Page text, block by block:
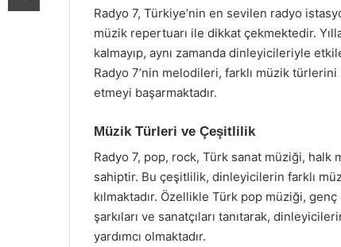
Radyo 7, Türkiye’nin en sevilen radyo
müzik repertuarı ile dikkat çekmektedir.
kalmayıp, aynı zamanda dinleyicileriyle
Radyo 7’nin melodileri, farklı müzik
etmeyi başarmaktadır.
Müzik Türleri ve Çeşitlilik
Radyo 7, pop, rock, Türk sanat müziği,
sahiptir. Bu çeşitlilik, dinleyicilerin farklı
kılmaktadır. Özellikle Türk pop müziği,
şarkıları ve sanatçıları tanıtarak,
yardımcı olmaktadır.